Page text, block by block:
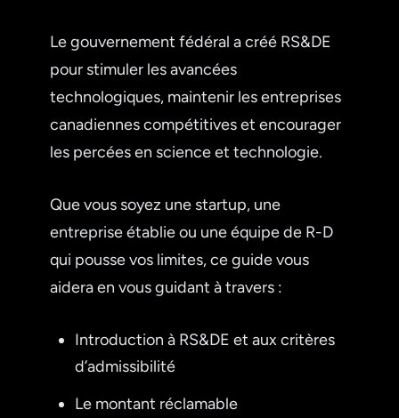
Le gouvernement fédéral a créé RS&DE
pour stimuler les avancées
technologiques, maintenir les entreprises
canadiennes compétitives et encourager
les percées en science et technologie.
Que vous soyez une startup, une
entreprise établie ou une équipe de R-D
qui pousse vos limites, ce guide vous
aidera en vous guidant à travers :
Introduction à RS&DE et aux critères
d’admissibilité
Le montant réclamable